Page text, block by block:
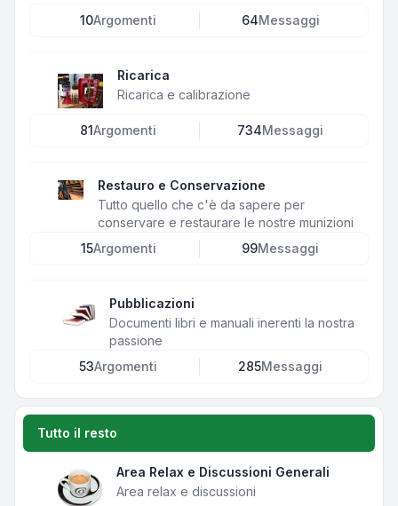
10Argomenti 64Messaggi
Ricarica
Ricarica e calibrazione
81Argomenti 734Messaggi
Restauro e Conservazione
Tutto quello che c'è da sapere per
conservare e restaurare le nostre munizioni
15Argomenti 99Messaggi
Pubblicazioni
Documenti libri e manuali inerenti la nostra
passione
53Argomenti 285Messaggi
Tutto il resto
Area Relax e Discussioni Generali
Area relax e discussioni